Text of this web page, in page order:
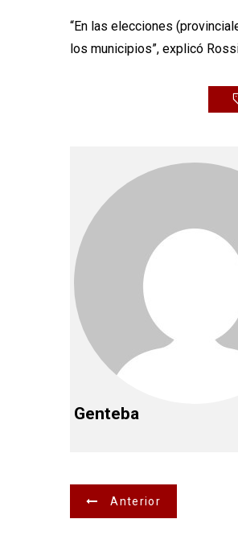
“En las elecciones
los municipios”, explicó
Genteba
N
Anterior